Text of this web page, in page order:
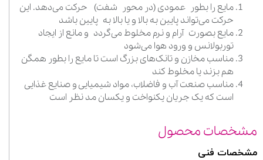
مایع را بطور عمودی (در محور شفت) حرکت می‌دهد. این
حرکت می‌تواند پایین به بالا و یا بالا به پایین باشد
مایع بصورت آرام و نرم مخلوط می‌گردد و مانع از ایجاد
توربولانس و ورود هوا می‌شود
مناسب مخازن و تانک‌های بزرگ است تا مایع را بطور همگن
هم بزند یا مخلوط کند
مناسب صنعت آب و فاضلاب، مواد شیمیایی و صنایع غذایی
است که یک جریان یکنواخت و یکسان مد نظر است
مشخصات محصول
مشخصات فنی